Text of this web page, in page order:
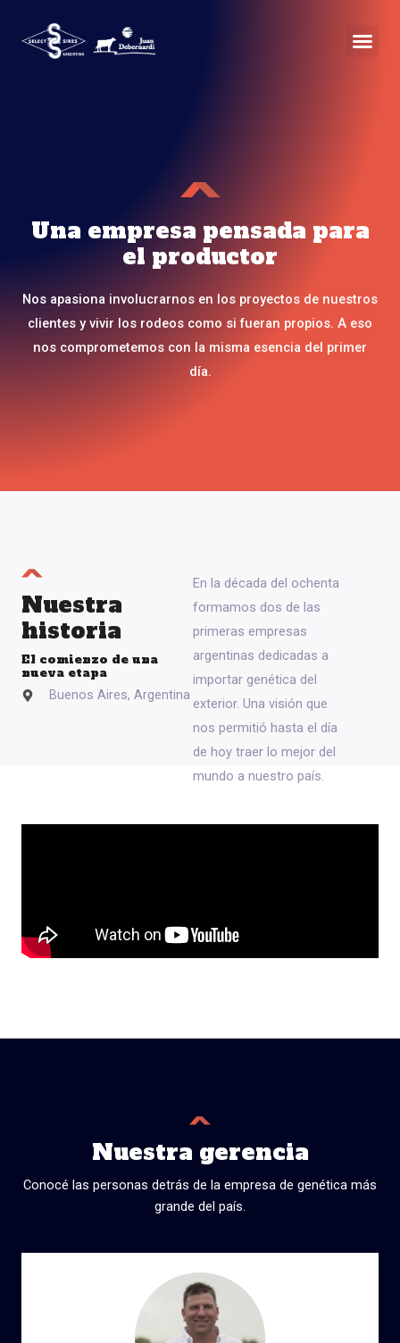
contenido
Una empresa pensada para
el productor
Nos apasiona involucrarnos en los proyectos de nuestros
clientes y vivir los rodeos como si fueran propios. A eso
nos comprometemos con la misma esencia del primer
día.
Nuestra
historia
El comienzo de una
nueva etapa
Buenos Aires, Argentina
En la década del ochenta
formamos dos de las
primeras empresas
argentinas dedicadas a
importar genética del
exterior. Una visión que
nos permitió hasta el día
de hoy traer lo mejor del
mundo a nuestro país.
Nuestra gerencia
Conocé las personas detrás de la empresa de genética más
grande del país.